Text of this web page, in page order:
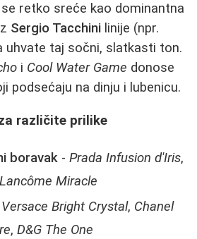
se retko sreće kao dominantna
Sergio Tacchini linije (npr.
uhvate taj sočni, slatkasti ton.
i Cool Water Game donose
podsećaju na dinju i lubenicu.
različite prilike
boravak - Prada Infusion d'Iris,
Lancôme Miracle
Versace Bright Crystal, Chanel
, D&G The One